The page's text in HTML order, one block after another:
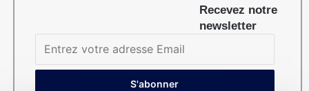
Recevez notre
newsletter